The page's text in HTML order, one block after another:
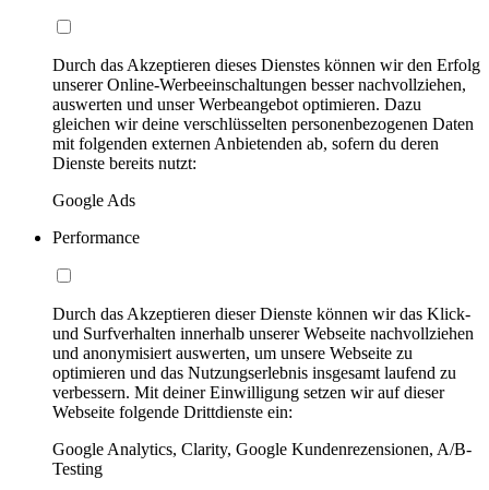
Durch das Akzeptieren dieses Dienstes können wir den Erfolg
unserer Online-Werbeeinschaltungen besser nachvollziehen,
auswerten und unser Werbeangebot optimieren. Dazu
gleichen wir deine verschlüsselten personenbezogenen Daten
mit folgenden externen Anbietenden ab, sofern du deren
Dienste bereits nutzt:
Google Ads
Performance
Durch das Akzeptieren dieser Dienste können wir das Klick-
und Surfverhalten innerhalb unserer Webseite nachvollziehen
und anonymisiert auswerten, um unsere Webseite zu
optimieren und das Nutzungserlebnis insgesamt laufend zu
verbessern. Mit deiner Einwilligung setzen wir auf dieser
Webseite folgende Drittdienste ein:
Google Analytics, Clarity, Google Kundenrezensionen, A/B-
Testing